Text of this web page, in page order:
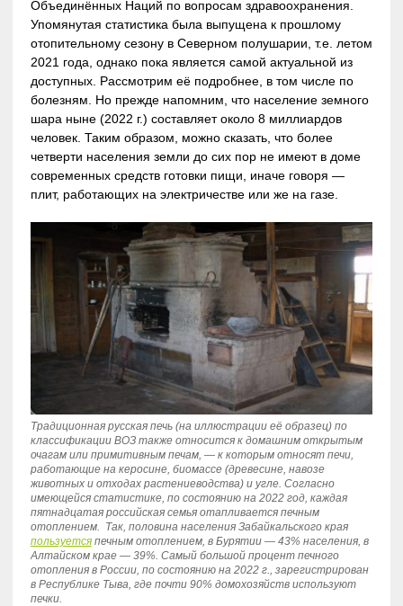
Объединённых Наций по вопросам здравоохранения.
Упомянутая статистика была выпущена к прошлому
отопительному сезону в Северном полушарии, т.е. летом
2021 года, однако пока является самой актуальной из
доступных. Рассмотрим её подробнее, в том числе по
болезням. Но прежде напомним, что население земного
шара ныне (2022 г.) составляет около 8 миллиардов
человек. Таким образом, можно сказать, что более
четверти населения земли до сих пор не имеют в доме
современных средств готовки пищи, иначе говоря —
плит, работающих на электричестве или же на газе.
Традиционная русская печь (на иллюстрации её образец) по
классификации ВОЗ также относится к домашним открытым
очагам или примитивным печам, — к которым относят печи,
работающие на керосине, биомассе (древесине, навозе
животных и отходах растениеводства) и угле. Согласно
имеющейся статистике, по состоянию на 2022 год, каждая
пятнадцатая российская семья отапливается печным
отоплением. Так, половина населения Забайкальского края
пользуетсяпечным отоплением, в Бурятии — 43% населения, в
Алтайском крае — 39%. Самый большой процент печного
отопления в России, по состоянию на 2022 г., зарегистрирован
в Республике Тыва, где почти 90% домохозяйств используют
печки.